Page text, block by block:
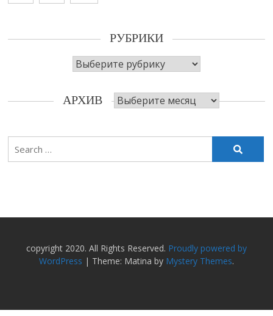
РУБРИКИ
Рубрики
АРХИВ Архив
Search
for:
copyright 2020. All Rights Reserved. Proudly powered by
WordPress | Theme: Matina by Mystery Themes.